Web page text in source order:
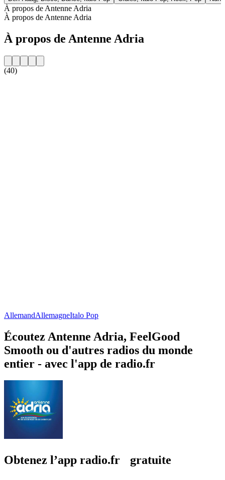
À propos de Antenne Adria
À propos de Antenne Adria
À propos de Antenne Adria
(40)
AllemandAllemagneItalo Pop
Écoutez Antenne Adria, FeelGood
Smooth ou d'autres radios du monde
entier - avec l'app de radio.fr
Obtenez l’app radio.fr gratuite